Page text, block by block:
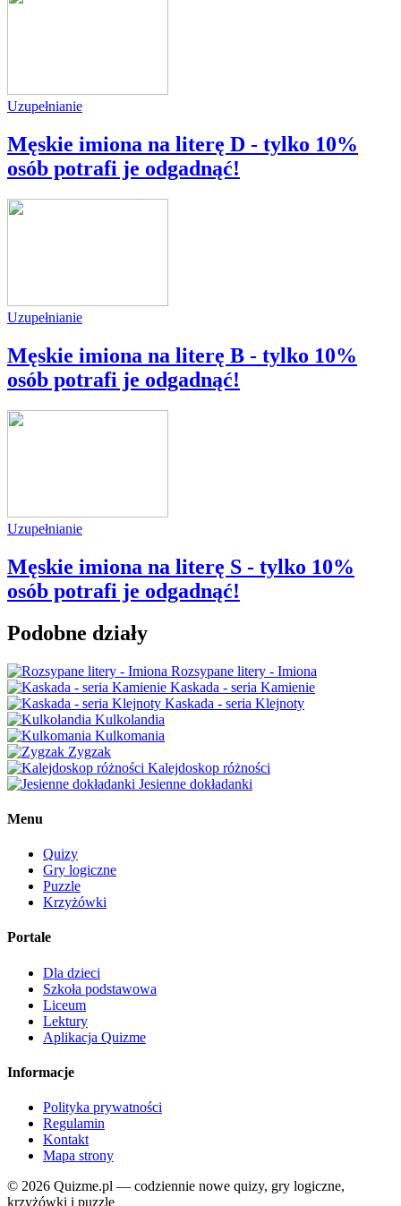
Uzupełnianie
Męskie imiona na literę D - tylko 10%
osób potrafi je odgadnąć!
Uzupełnianie
Męskie imiona na literę B - tylko 10%
osób potrafi je odgadnąć!
Uzupełnianie
Męskie imiona na literę S - tylko 10%
osób potrafi je odgadnąć!
Podobne działy
Rozsypane litery - Imiona
Kaskada - seria Kamienie
Kaskada - seria Klejnoty
Kulkolandia
Kulkomania
Zygzak
Kalejdoskop różności
Jesienne dokładanki
Menu
Quizy
Gry logiczne
Puzzle
Krzyżówki
Portale
Dla dzieci
Szkoła podstawowa
Liceum
Lektury
Aplikacja Quizme
Informacje
Polityka prywatności
Regulamin
Kontakt
Mapa strony
© 2026 Quizme.pl — codziennie nowe quizy, gry logiczne,
krzyżówki i puzzle